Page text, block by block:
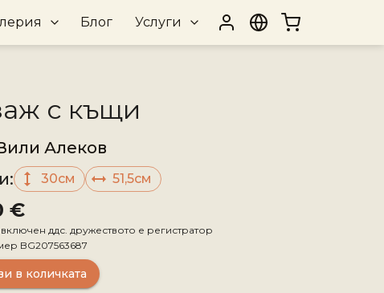
Блог Услуги
с къщи
Алеков
: 30см 51,5см
€
включен ддс. дружеството е регистратор
BG207563687
в количката